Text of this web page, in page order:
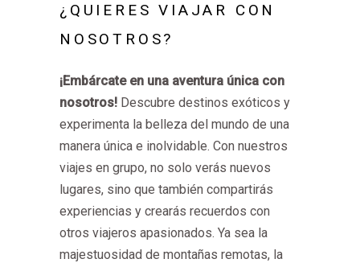
¿QUIERES VIAJAR CON
NOSOTROS?
¡Embárcate en una aventura única con
nosotros! Descubre destinos exóticos y
experimenta la belleza del mundo de una
manera única e inolvidable. Con nuestros
viajes en grupo, no solo verás nuevos
lugares, sino que también compartirás
experiencias y crearás recuerdos con
otros viajeros apasionados. Ya sea la
majestuosidad de montañas remotas, la